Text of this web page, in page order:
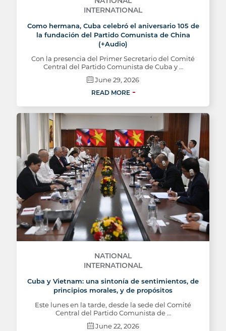
INTERNATIONAL
Como hermana, Cuba celebró el aniversario 105 de
la fundación del Partido Comunista de China
(+Audio)
Con la presencia del Primer Secretario del Comité
Central del Partido Comunista de Cuba y …
June 29, 2026
READ MORE
NATIONAL
INTERNATIONAL
Cuba y Vietnam: una sintonía de sentimientos, de
principios morales, y de propósitos
Este lunes en la tarde, desde la sede del Comité
Central del Partido Comunista de …
June 22, 2026